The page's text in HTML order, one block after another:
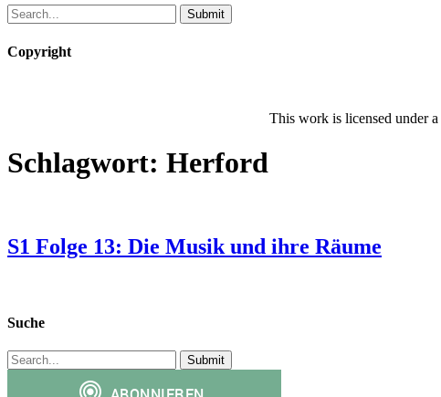
Copyright
This work is licensed under a
Schlagwort: Herford
S1 Folge 13: Die Musik und ihre Räume
Suche